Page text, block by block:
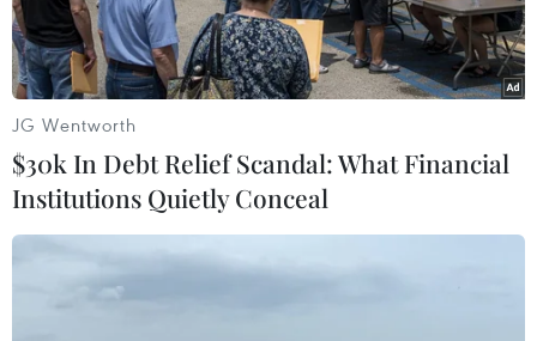
JG Wentworth
$30k In Debt Relief Scandal: What Financial
Institutions Quietly Conceal